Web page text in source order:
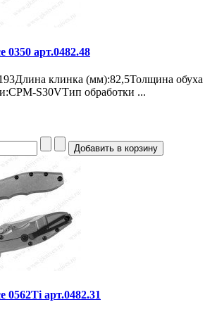
арт.0482.48
клинка (мм):82,5Толщина обуха
S30VТип обработки ...
арт.0482.31